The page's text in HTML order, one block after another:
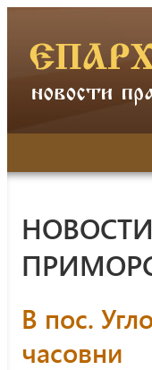
В пос.
часовни